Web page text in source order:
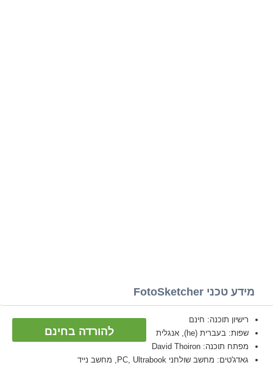
מידע טכני FotoSketcher
להורדה בחינם
רישיון תוכנה: חינם
שפות: בעברית (he), אנגלית
מפתח תוכנה: David Thoiron
גאדג'טים: מחשב שולחני PC, Ultrabook, מחשב נייד